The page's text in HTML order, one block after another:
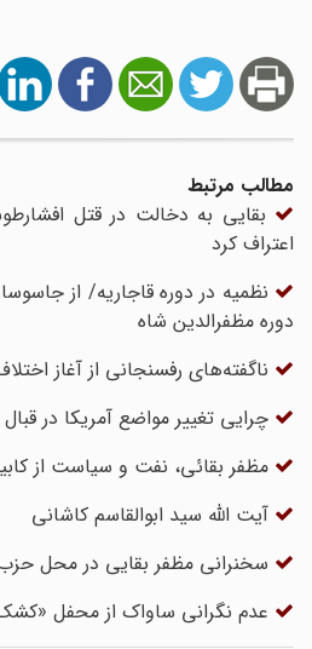
مطالب مرتبط
بقایی به دخالت در قتل افشارطوس
اعتراف کرد
نظمیه در دوره قاجاریه/ از
دوره مظفرالدین شاه
ناگفته‌های رفسنجانی از آغاز اختلاف
چرایی تغییر مواضع آمریکا در قبال
مظفر بقائی، نفت و سیاست از کابینه
آیت الله سید ابوالقاسم کاشانی
سخنرانی مظفر بقایی در محل حزب
عدم نگرانی ساواک از محفل «کشک